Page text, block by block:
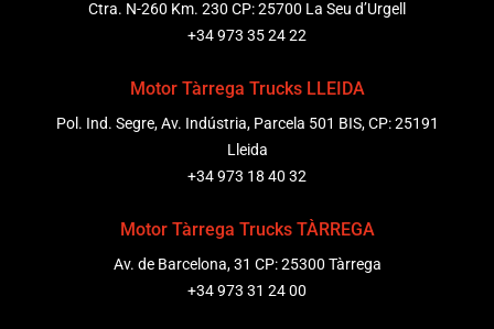
Ctra. N-260 Km. 230 CP: 25700 La Seu d’Urgell
+34 973 35 24 22
Motor Tàrrega Trucks LLEIDA
Pol. Ind. Segre, Av. Indústria, Parcela 501 BIS, CP: 25191
Lleida
+34 973 18 40 32
Motor Tàrrega Trucks TÀRREGA
Av. de Barcelona, 31 CP: 25300 Tàrrega
+34 973 31 24 00